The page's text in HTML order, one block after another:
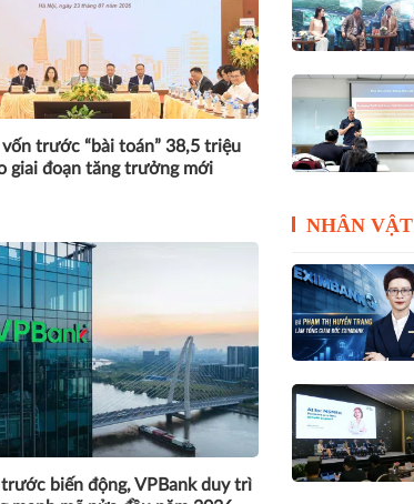
trước “bài toán” 38,5 triệu
giai đoạn tăng trưởng mới
biến động, VPBank duy trì
NHÂN VẬT